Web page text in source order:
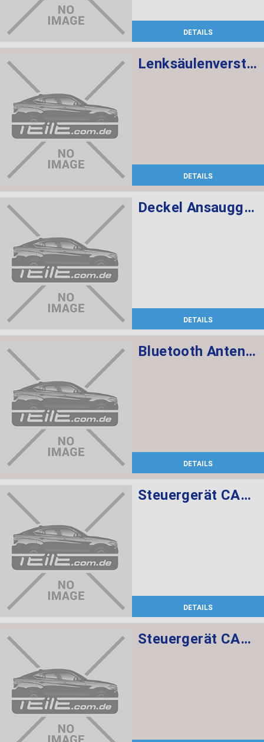
DETAILS
Lenksäulenverstellung mechanisch
DETAILS
Deckel Ansauggeräuschdämpfer
DETAILS
Bluetooth Antenne
DETAILS
Steuergerät CAS CAS3
DETAILS
Steuergerät CAS CAS3